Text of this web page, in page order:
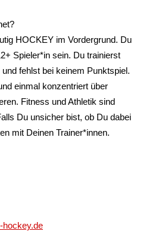
HOCKEY im Vordergrund. Du
Spieler*in sein. Du trainierst
fehlst bei keinem Punktspiel.
einmal konzentriert über
Fitness und Athletik sind
Du unsicher bist, ob Du dabei
mit Deinen Trainer*innen.